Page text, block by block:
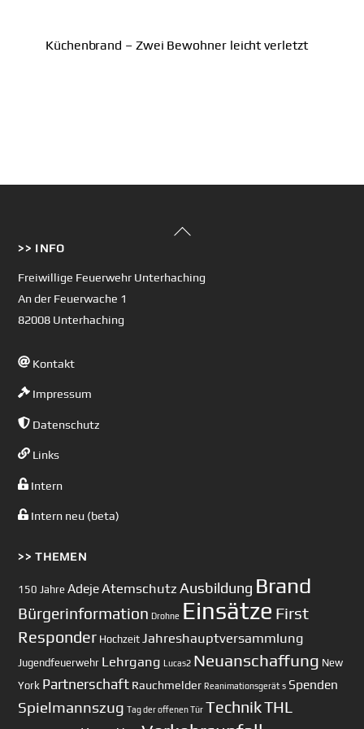
Küchenbrand – Zwei Bewohner leicht verletzt
Back
>> INFO
Freiwillige Feuerwehr Unterhaching
An der Feuerwache 1
82008 Unterhaching
Kontakt
Impressum
Datenschutz
Links
Intern
Intern neu (beta)
>> THEMEN
150 Jahre AdejeAtemschutz Ausbildung Brand
Bürgerinformation Drohne Einsätze First
Responder Hochzeit Jahreshauptversammlung
Jugendfeuerwehr Lehrgang Lucas2 Neuanschaffung New
York Partnerschaft Rauchmelder Reanimationsgerät s Spenden
Spielmannszug Tag der offenen Tür TechnikTHL